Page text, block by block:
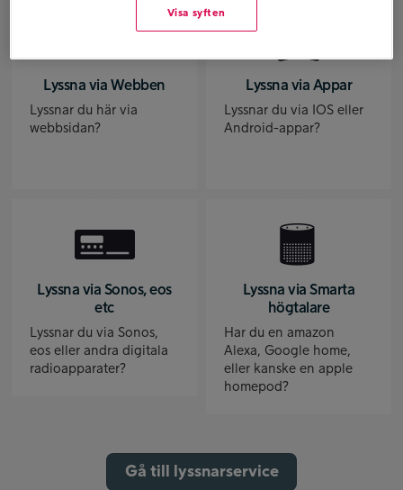
Lyssna via Webben
Lyssnar du här via
webbsidan?
Lyssna via Appar
Lyssnar du via IOS eller
Android-appar?
Lyssna via Sonos, eos
etc
Lyssnar du via Sonos,
eos eller andra digitala
radioapparater?
Lyssna via Smarta
högtalare
Har du en amazon
Alexa, Google home,
eller kanske en apple
homepod?
Gå till lyssnarservice
Visa syften